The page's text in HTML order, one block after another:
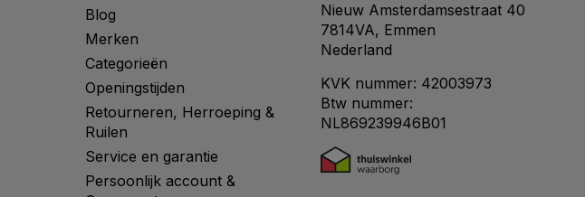
Blog
Merken
Categorieën
Openingstijden
Retourneren, Herroeping &
Ruilen
Service en garantie
Persoonlijk account &
Nieuw Amsterdamsestraat 40
7814VA, Emmen
Nederland
KVK nummer: 42003973
Btw nummer:
NL869239946B01